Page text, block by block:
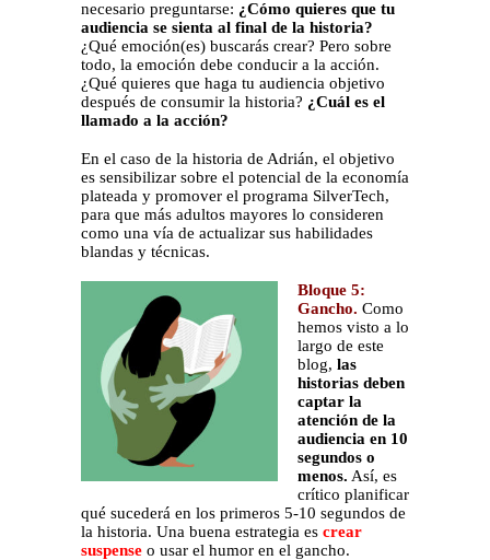
necesario preguntarse: ¿Cómo quieres que tu
audiencia se sienta al final de la historia?
¿Qué emoción(es) buscarás crear? Pero sobre
todo, la emoción debe conducir a la acción.
¿Qué quieres que haga tu audiencia objetivo
después de consumir la historia? ¿Cuál es el
llamado a la acción?
En el caso de la historia de Adrián, el objetivo
es sensibilizar sobre el potencial de la economía
plateada y promover el programa SilverTech,
para que más adultos mayores lo consideren
como una vía de actualizar sus habilidades
blandas y técnicas.
Bloque 5:
Gancho. Como
hemos visto a lo
largo de este
blog, las
historias deben
captar la
atención de la
audiencia en 10
segundos o
menos. Así, es
crítico planificar
qué sucederá en los primeros 5-10 segundos de
la historia. Una buena estrategia es crear
suspense o usar el humor en el gancho.